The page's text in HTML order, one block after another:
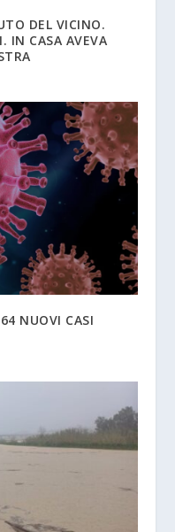
DEL VICINO.
IN CASA AVEVA
NUOVI CASI